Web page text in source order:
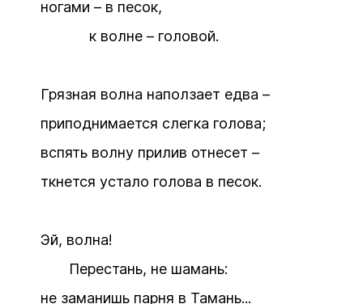
ногами – в песок,
к волне – головой.
Грязная волна наползает едва –
приподнимается слегка голова;
вспять волну прилив отнесет –
ткнется устало голова в песок.
Эй, волна!
Перестань, не шамань:
не заманишь парня в Тамань...